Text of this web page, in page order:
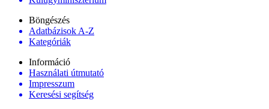
Böngészés
Adatbázisok A-Z
Kategóriák
Információ
Használati útmutató
Impresszum
Keresési segítség